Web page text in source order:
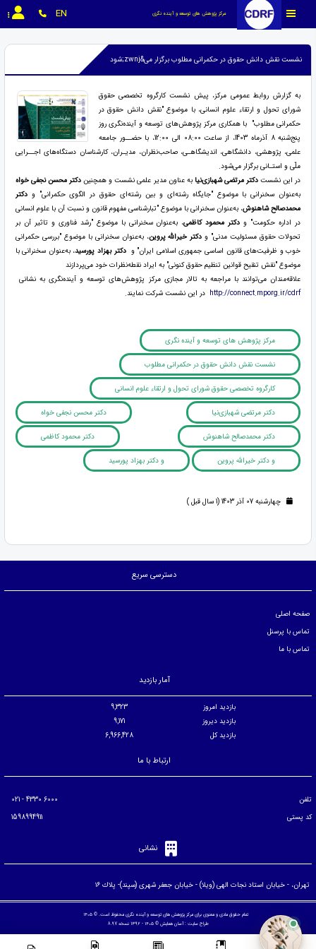
مرکز پژوهش های توسعه و آینده نگری EN
نشست نقش دانش حقوق در حکمرانی مطلوب برگزار می&zwnj;شود
به گزارش روابط عمومی مرکز، پیش نشست کارگروه تخصصی حقوق
شورای تحول و ارتقاء علوم انسانی، با موضوع "نقش دانش حقوق در
حکمرانی مطلوب" با همکاری مرکز پژوهش‌های توسعه و آینده‌نگری روز
پنج‌شنبه 8 آذرماه 1403، از ساعت 08:00 الی 12:00، با حضــور جامعه
علمی، پژوهشی، دانشگاهی، اندیشگاهـی، صاحب‌نظران، مدیـران، کارشناسان دستگاه‌های اجــرایی
ملّی و استـانی برگزار می‌شود.
در این نشستدکتر مرتضی شهبازی‌نیا به عناون مدیر علمی نشست و همچنین دکتر محسن نجفی خواه
به‌عنوان سخنرانی با موضوع "جایگاه رشته‌ای و بین رشته‌ای حقوق در الگوی حکمرانی" ودکتر
محمدصالح شاهنوش، به‌عنوان سخنرانی با موضوع "تبارشناسی مفهوم قانون و نسبت آن با علوم انسانی
در اداره حکومت" و دکتر محمود کاظمی، به‌عنوان سخنرانی با موضوع "رشد فناوری و تاثیر آن بر
تحولات حقوق مسئولیت مدنی" و دکتر خیرالله پروین، به‌عنوان سخنرانی با موضوع "بررسی حکمرانی
خوب و ظرفیت‌های قانون اساسی جمهوری اسلامی ایران" ودکتر بهزاد پورسید، به‌عنوان سخنرانی با
موضوع "نقش تنقیح قوانین تنظیم حقوق کنونی" به ایراد نقطه‌نظرات خود می‌پردازند
علاقه‌مندان می‌توانند با مراجعه به تالار مجازی مرکز پژوهش‌های توسعه و آینده‌نگری به نشانی
http://connect.mporg.ir/cdrf در این نشست شرکت نمایند.
مرکز پژوهش های توسعه و آینده نگری
نشست نقش دانش حقوق در حکمرانی مطلوب
کارگروه تخصصی حقوق شورای تحول و ارتقاء علوم انسانی
دکتر مرتضی شهبازی‌نیا دکتر محسن نجفی خواه
دکتر محمدصالح شاهنوش دکتر محمود کاظمی
و دکتر خیرالله پروین و دکتر بهزاد پورسید
چهارشنبه 07 آذر 1403 (1 سال قبل )
دسترسی سریع
صفحه اصلی
تماس با پرسنل
تماس با ما
آمار بازدید
بازدید امروز
9,323
بازدید دیروز
9,171
بازدید کل
6,966,428
ارتباط با ما
تلفن
کد پستی
نشانی
تهران، - خيابان استاد نجات الهی (ويلا) - خيابان جعفر شهری (سپند)- پلاك ۱۶
تمام حقوق مادی و معنوی برای مرکز پژوهش های توسعه و آینده نگری محفوظ است. © ۱۴۰۵
طراح سایت :آسان همایش © ۱۴۰۵ - 1392 نسخه 8.97